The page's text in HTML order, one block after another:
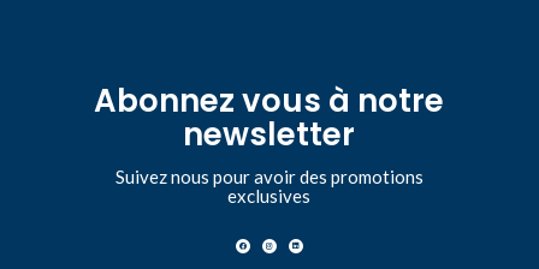
Abonnez vous à notre
newsletter
Suivez nous pour avoir des promotions
exclusives